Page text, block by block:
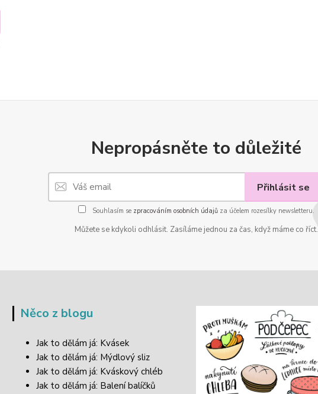
Nepropásněte to důležité
Přihlásit se
Souhlasím se zpracováním osobních údajůza účelem rozesílky newsletteru.
Můžete se kdykoli odhlásit. Zasíláme jednou za čas, když máme co říct.
Něco z blogu
Jak to dělám já: Kvásek
Jak to dělám já: Mýdlový sliz
Jak to dělám já: Kváskový chléb
Jak to dělám já: Balení balíčků